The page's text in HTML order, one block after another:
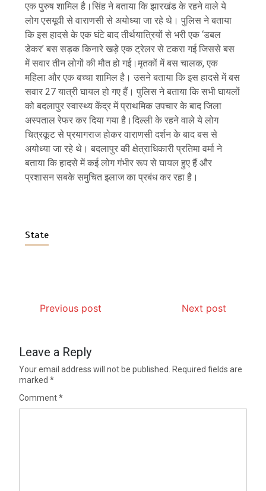
एक पुरुष शामिल है।सिंह ने बताया कि झारखंड के रहने वाले ये
लोग एसयूवी से वाराणसी से अयोध्या जा रहे थे। पुलिस ने बताया
कि इस हादसे के एक घंटे बाद तीर्थयात्रियों से भरी एक ‘डबल
डेकर’ बस सड़क किनारे खड़े एक ट्रेलर से टकरा गई जिससे बस
में सवार तीन लोगों की मौत हो गई।मृतकों में बस चालक, एक
महिला और एक बच्चा शामिल है। उसने बताया कि इस हादसे में बस
सवार 27 यात्री घायल हो गए हैं। पुलिस ने बताया कि सभी घायलों
को बदलापुर स्वास्थ्य केंद्र में प्राथमिक उपचार के बाद जिला
अस्पताल रेफर कर दिया गया है।दिल्ली के रहने वाले ये लोग
चित्रकूट से प्रयागराज होकर वाराणसी दर्शन के बाद बस से
अयोध्या जा रहे थे। बदलापुर की क्षेत्राधिकारी प्रतिमा वर्मा ने
बताया कि हादसे में कई लोग गंभीर रूप से घायल हुए हैं और
प्रशासन सबके समुचित इलाज का प्रबंध कर रहा है।
State
Previous post Next post
Leave a Reply
Your email address will not be published. Required fields are
marked*
Comment*